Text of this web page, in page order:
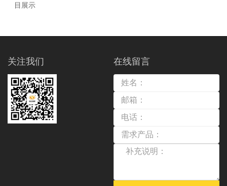
目展示
关注我们 在线留言